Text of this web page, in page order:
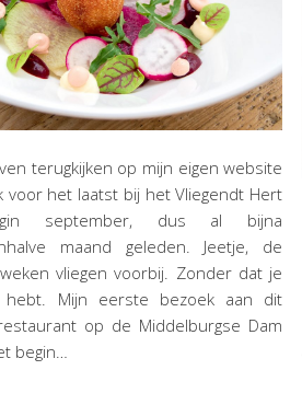
terugkijken op mijn eigen website
voor het laatst bij het Vliegendt Hert
september, dus al bijna
maand geleden. Jeetje, de
vliegen voorbij. Zonder dat je
Mijn eerste bezoek aan dit
op de Middelburgse Dam
begin…